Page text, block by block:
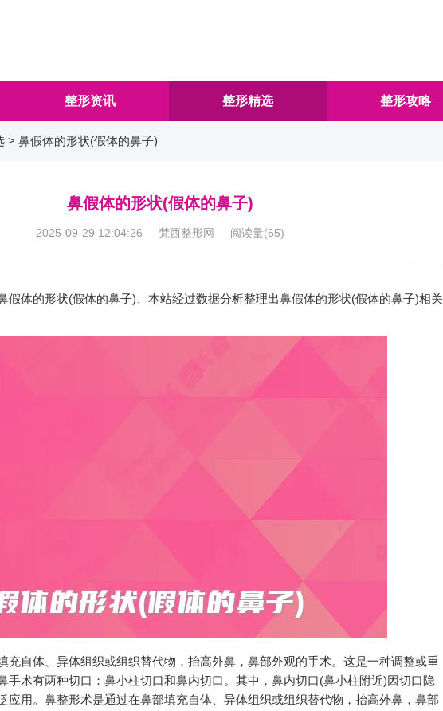
整形资讯 整形精选 整形攻略
> 鼻假体的形状(假体的鼻子)
鼻假体的形状(假体的鼻子)
2025-09-29 12:04:26 梵西整形网 阅读量(65)
假体的形状(假体的鼻子)、本站经过数据分析整理出鼻假体的形状(假体的鼻子)相关
充自体、异体组织或组织替代物，抬高外鼻，鼻部外观的手术。这是一种调整或重
手术有两种切口：鼻小柱切口和鼻内切口。其中，鼻内切口(鼻小柱附近)因切口隐
应用。鼻整形术是通过在鼻部填充自体、异体组织或组织替代物，抬高外鼻，鼻部